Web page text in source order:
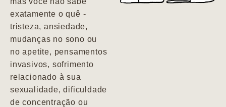
exatamente o quê -
tristeza, ansiedade,
mudanças no sono ou
no apetite, pensamentos
invasivos, sofrimento
relacionado à sua
sexualidade, dificuldade
de concentração ou